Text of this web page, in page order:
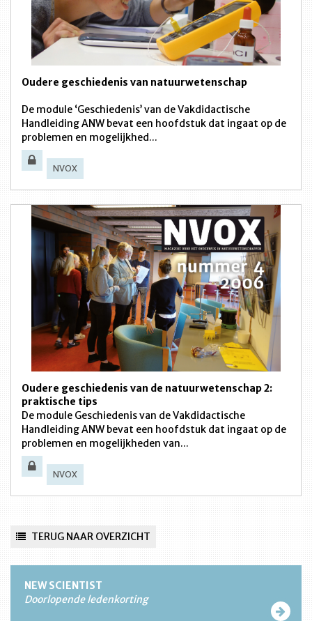
Oudere geschiedenis van natuurwetenschap
De module ‘Geschiedenis’ van de Vakdidactische
Handleiding ANW bevat een hoofdstuk dat ingaat op de
problemen en mogelijkhed...
NVOX
Oudere geschiedenis van de natuurwetenschap 2:
praktische tips
De module Geschiedenis van de Vakdidactische
Handleiding ANW bevat een hoofdstuk dat ingaat op de
problemen en mogelijkheden van...
NVOX
TERUG NAAR OVERZICHT
NEW SCIENTIST
Doorlopende ledenkorting